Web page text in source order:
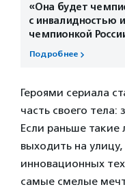
«Она будет
с инвалидностью
чемпионкой
Подробнее
Героями сериала
часть своего тела:
Если раньше такие
выходить на
инновационных
самые смелые